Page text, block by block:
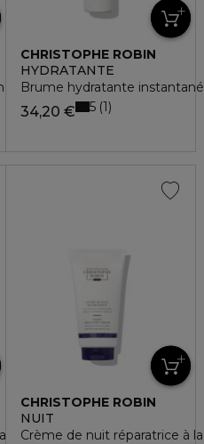
à l'aloe vera
CHRISTOPHE ROBIN
HYDRATANTE
Brume hydratante
34,20 € 5 1
à l'eau de rose
CHRISTOPHE ROBIN
NUIT
Crème de nuit réparatrice à